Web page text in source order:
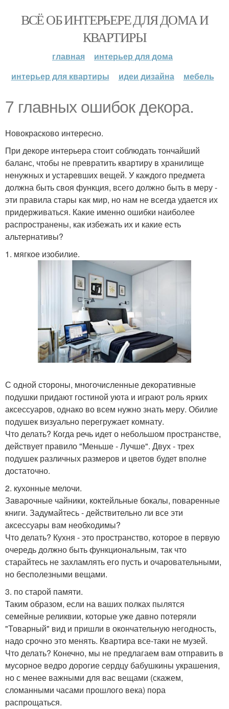
ВСЁ ОБ ИНТЕРЬЕРЕ ДЛЯ ДОМА И
КВАРТИРЫ
главная
интерьер для дома
интерьер для квартиры
идеи дизайна мебель
7 главных ошибок декора.
Новокрасково интересно.
При декоре интерьера стоит соблюдать тончайший
баланс, чтобы не превратить квартиру в хранилище
ненужных и устаревших вещей. У каждого предмета
должна быть своя функция, всего должно быть в меру -
эти правила стары как мир, но нам не всегда удается их
придерживаться. Какие именно ошибки наиболее
распространены, как избежать их и какие есть
альтернативы?
1. мягкое изобилие.
С одной стороны, многочисленные декоративные
подушки придают гостиной уюта и играют роль ярких
аксессуаров, однако во всем нужно знать меру. Обилие
подушек визуально перегружает комнату.
Что делать? Когда речь идет о небольшом пространстве,
действует правило "Меньше - Лучше". Двух - трех
подушек различных размеров и цветов будет вполне
достаточно.
2. кухонные мелочи.
Заварочные чайники, коктейльные бокалы, поваренные
книги. Задумайтесь - действительно ли все эти
аксессуары вам необходимы?
Что делать? Кухня - это пространство, которое в первую
очередь должно быть функциональным, так что
старайтесь не захламлять его пусть и очаровательными,
но бесполезными вещами.
3. по старой памяти.
Таким образом, если на ваших полках пылятся
семейные реликвии, которые уже давно потеряли
"Товарный" вид и пришли в окончательную негодность,
надо срочно это менять. Квартира все-таки не музей.
Что делать? Конечно, мы не предлагаем вам отправить в
мусорное ведро дорогие сердцу бабушкины украшения,
но с менее важными для вас вещами (скажем,
сломанными часами прошлого века) пора
распрощаться.